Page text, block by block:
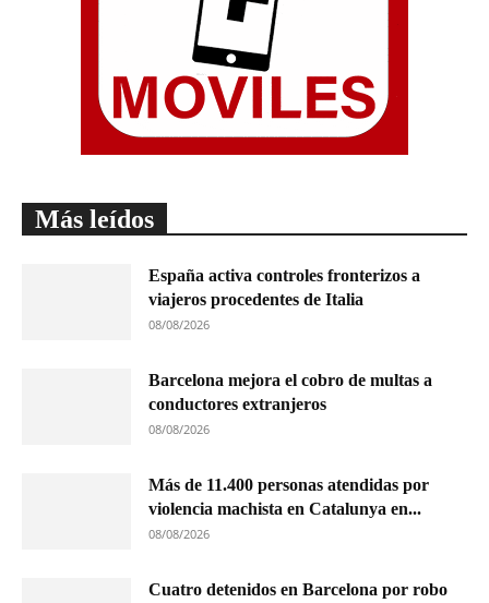
Más leídos
España activa controles fronterizos a
viajeros procedentes de Italia
08/08/2026
Barcelona mejora el cobro de multas a
conductores extranjeros
08/08/2026
Más de 11.400 personas atendidas por
violencia machista en Catalunya en...
08/08/2026
Cuatro detenidos en Barcelona por robo